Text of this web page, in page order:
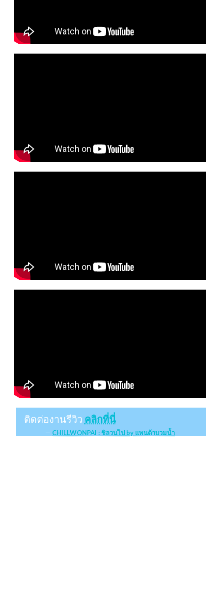
ติดต่องานรีวิว คลิกที่นี่
CHILLWONPAI : ชิลวนไป by แพนด้าบวมน้ำ